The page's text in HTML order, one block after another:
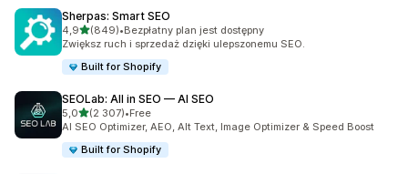
Sherpas: Smart SEO
4,9na 5 gwiazdek
(849)
Łączna liczba recenzji: 849
•Bezpłatny plan jest dostępny
Zwiększ ruch i sprzedaż dzięki ulepszonemu SEO.
Built for Shopify
SEOLab: All in SEO — AI SEO
5,0na 5 gwiazdek
(2 307)
Łączna liczba recenzji: 2307
•Free
AI SEO Optimizer, AEO, Alt Text, Image Optimizer & Speed Boost
Built for Shopify